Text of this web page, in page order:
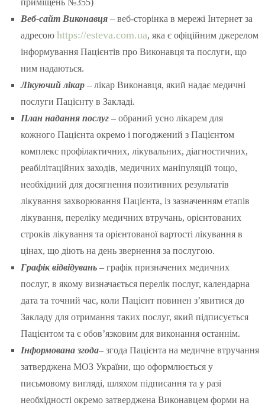
приміщень №355)
Веб-сайт Виконавця – веб-сторінка в мережі Інтернет за
адресою https://esteva.com.ua, яка є офіційним джерелом
інформування Пацієнтів про Виконавця та послуги, що
ним надаються.
Лікуючий лікар – лікар Виконавця, який надає медичні
послуги Пацієнту в Закладі.
План надання послуг – обраний усно лікарем для
кожного Пацієнта окремо і погоджений з Пацієнтом
комплекс профілактичних, лікувальних, діагностичних,
реабілітаційних заходів, медичних маніпуляцій тощо,
необхідний для досягнення позитивних результатів
лікування захворювання Пацієнта, із зазначенням етапів
лікування, переліку медичних втручань, орієнтованих
строків лікування та орієнтованої вартості лікування в
цінах, що діють на день звернення за послугою.
Графік відвідувань – графік призначених медичних
послуг, в якому визначається перелік послуг, календарна
дата та точний час, коли Пацієнт повинен з’явитися до
Закладу для отримання таких послуг, який підписується
Пацієнтом та є обов’язковим для виконання останнім.
Інформована згода– згода Пацієнта на медичне втручання
затверджена МОЗ України, що оформлюється у
письмовому вигляді, шляхом підписання та у разі
необхідності окремо затверджена Виконавцем форми на